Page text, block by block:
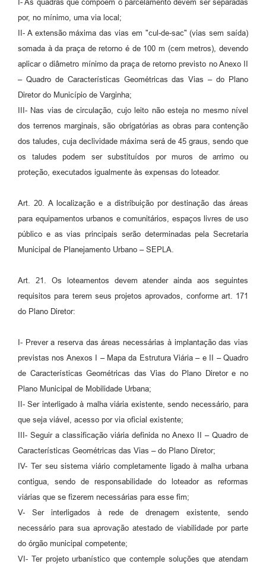
I- As quadras que compõem o parcelamento devem ser separadas
por, no mínimo, uma via local;
II- A extensão máxima das vias em "cul-de-sac" (vias sem saída)
somada à da praça de retorno é de 100 m (cem metros), devendo
aplicar o diâmetro mínimo da praça de retorno previsto no Anexo II
– Quadro de Características Geométricas das Vias – do Plano
Diretor do Município de Varginha;
III- Nas vias de circulação, cujo leito não esteja no mesmo nível
dos terrenos marginais, são obrigatórias as obras para contenção
dos taludes, cuja declividade máxima será de 45 graus, sendo que
os taludes podem ser substituídos por muros de arrimo ou
proteção, executados igualmente às expensas do loteador.
Art. 20. A localização e a distribuição por destinação das áreas
para equipamentos urbanos e comunitários, espaços livres de uso
público e as vias principais serão determinadas pela Secretaria
Municipal de Planejamento Urbano – SEPLA.
Art. 21. Os loteamentos devem atender ainda aos seguintes
requisitos para terem seus projetos aprovados, conforme art. 171
do Plano Diretor:
I- Prever a reserva das áreas necessárias à implantação das vias
previstas nos Anexos I – Mapa da Estrutura Viária – e II – Quadro
de Características Geométricas das Vias do Plano Diretor e no
Plano Municipal de Mobilidade Urbana;
II- Ser interligado à malha viária existente, sendo necessário, para
que seja viável, acesso por via oficial existente;
III- Seguir a classificação viária definida no Anexo II – Quadro de
Características Geométricas das Vias – do Plano Diretor;
IV- Ter seu sistema viário completamente ligado à malha urbana
contigua, sendo de responsabilidade do loteador as reformas
viárias que se fizerem necessárias para esse fim;
V- Ser interligados à rede de drenagem existente, sendo
necessário para sua aprovação atestado de viabilidade por parte
do órgão municipal competente;
VI- Ter projeto urbanístico que contemple soluções que atendam